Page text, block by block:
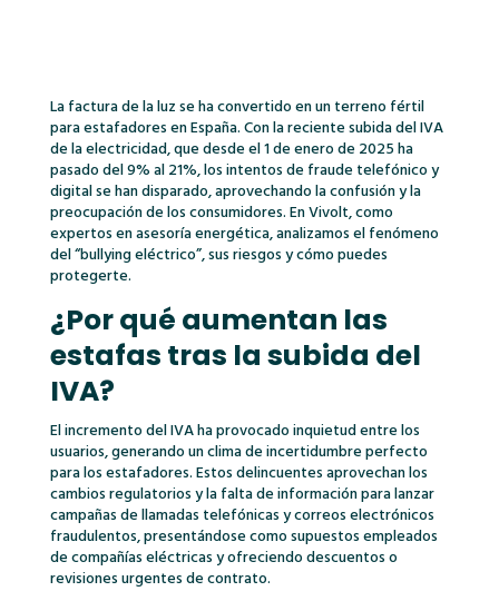
La factura de la luz se ha convertido en un terreno fértil
para estafadores en España. Con la reciente subida del IVA
de la electricidad, que desde el 1 de enero de 2025 ha
pasado del 9% al 21%, los intentos de fraude telefónico y
digital se han disparado, aprovechando la confusión y la
preocupación de los consumidores. En Vivolt, como
expertos en asesoría energética, analizamos el fenómeno
del “bullying eléctrico”, sus riesgos y cómo puedes
protegerte.
¿Por qué aumentan las
estafas tras la subida del
IVA?
El incremento del IVA ha provocado inquietud entre los
usuarios, generando un clima de incertidumbre perfecto
para los estafadores. Estos delincuentes aprovechan los
cambios regulatorios y la falta de información para lanzar
campañas de llamadas telefónicas y correos electrónicos
fraudulentos, presentándose como supuestos empleados
de compañías eléctricas y ofreciendo descuentos o
revisiones urgentes de contrato.